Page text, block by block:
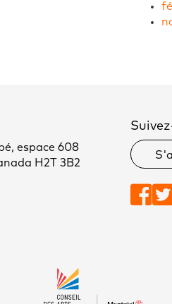
espace 608
H2T 3B2